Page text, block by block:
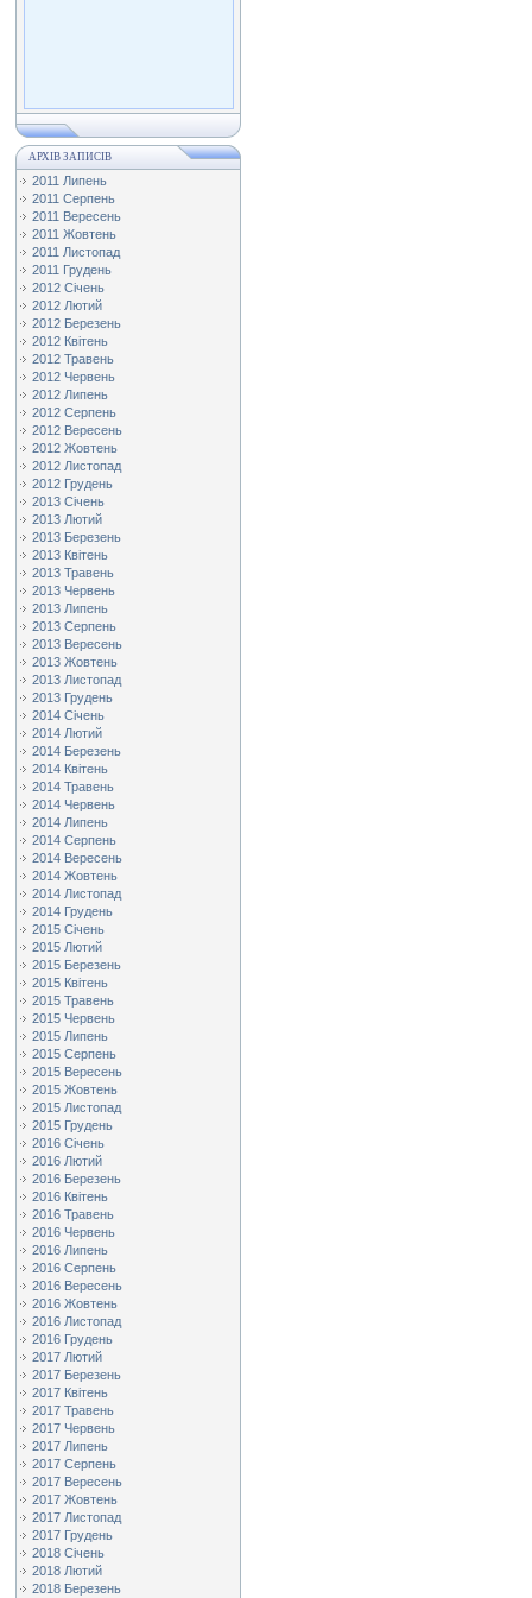
АРХІВ ЗАПИСІВ
2011 Липень
2011 Серпень
2011 Вересень
2011 Жовтень
2011 Листопад
2011 Грудень
2012 Січень
2012 Лютий
2012 Березень
2012 Квітень
2012 Травень
2012 Червень
2012 Липень
2012 Серпень
2012 Вересень
2012 Жовтень
2012 Листопад
2012 Грудень
2013 Січень
2013 Лютий
2013 Березень
2013 Квітень
2013 Травень
2013 Червень
2013 Липень
2013 Серпень
2013 Вересень
2013 Жовтень
2013 Листопад
2013 Грудень
2014 Січень
2014 Лютий
2014 Березень
2014 Квітень
2014 Травень
2014 Червень
2014 Липень
2014 Серпень
2014 Вересень
2014 Жовтень
2014 Листопад
2014 Грудень
2015 Січень
2015 Лютий
2015 Березень
2015 Квітень
2015 Травень
2015 Червень
2015 Липень
2015 Серпень
2015 Вересень
2015 Жовтень
2015 Листопад
2015 Грудень
2016 Січень
2016 Лютий
2016 Березень
2016 Квітень
2016 Травень
2016 Червень
2016 Липень
2016 Серпень
2016 Вересень
2016 Жовтень
2016 Листопад
2016 Грудень
2017 Лютий
2017 Березень
2017 Квітень
2017 Травень
2017 Червень
2017 Липень
2017 Серпень
2017 Вересень
2017 Жовтень
2017 Листопад
2017 Грудень
2018 Січень
2018 Лютий
2018 Березень